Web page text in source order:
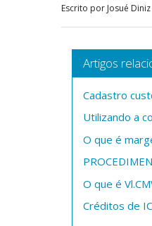
Escrito por Josué
Artigos
Cadastro
Utilizando a
O que é
O que é
Créditos de